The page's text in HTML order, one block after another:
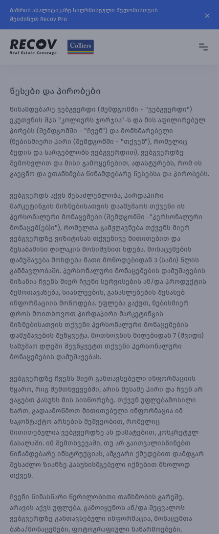
ბაზრის ანალიტიკაზე სიღრმისეული წვდომისთვის
შეიძინეთ Recov Pro
წესები და პირობები
წინამდებარე ვებგვერდი (შემდგომში - "ვებგვერდი")
ეკუთვნის შპს "კოლიერს ჯორჯია"-ს და მის აფილირებულ
პირებს (შემდგომში - "ჩვენ") და მომხმარებელი
(ნებისმიერი პირი (შემდგომში - "თქვენ"), რომელიც
შედის და სარგებლობს ვებგვერდით), ვებგვერდზე
შემოსვლით და მისი გამოყენებით, ადასტურებს, რომ ის
გაეცნო და ეთანხმება წინამდებარე წესებსა და პირობებს.
ვებგვერდს აქვს შესაძლებლობა, პირდაპირი
მარკეტინგის მიზნებისათვის დაამუშაოს თქვენი ის
პერსონალური მონაცემები (შემდგომში -"პერსონალური
მონაცემ(ებ)ი"), რომელთა გამჟღავნება თქვენს მიერ
ვებგვერდზე ვიზიტისას თქვენივე მითითებით და
შესაბამისი ღილაკის მონიშვნით ხდება. მონაცემების
დამუშავება მოხდება მათი მოწოდებიდან 3 (სამი) წლის
განმავლობაში. პერსონალური მონაცემების დამუშავების
მიზანია ჩვენს მიერ ჩვენი სერვისების ან/და პროდუქტის
შემოთავაზება, სიახლეების, განახლებების შესახებ
ინფორმაციის მოწოდება. უფლება გაქვთ, ნებისმიერ
დროს მოითხოვოთ პირდაპირი მარკეტინგის
მიზნებისათვის თქვენი პერსონალური მონაცემების
დამუშავების შეწყვეტა. მოთხოვნის მიღებიდან 7 (შვიდი)
სამუშაო დღეში შევწყვეტთ თქვენი პერსონალური
მონაცემების დამუშავებას.
ვებგვერდზე ჩვენს მიერ განთავსებული ინფორმაციის
წყარო, რიგ შემთხვევებში, არის მესამე პირი და ჩვენ არ
ვაგებთ პასუხს მის სისწორეზე. თქვენ უფლებამოსილი
ხართ, გადაამოწმოთ მითითებული ინფორმაცია იმ
საკონტაქტო არხების მეშვეობით, რომელიც
მითითებულია ვებგვერდზე ან დამატებით, კონკრეტულ
მასალაში. იმ შემთხვევაში, თუ არ გაითვალისწინებთ
წინამდებარე ინსტრუქციას, ამგვარი ქმედებით დამდგარ
შესაძლო ზიანზე პასუხისმგებელი იქნებით მხოლოდ
თქვენ.
ჩვენი წინასწარი წერილობითი თანხმობის გარეშე,
არავის აქვს უფლება, გამოიყენოს ან/და შეცვალოს
ვებგვერდზე განთავსებული ინფორმაცია, მონაცემთა
ბაზა/მონაცემები, ფოტოგრაფიული ნაწარმოებები,